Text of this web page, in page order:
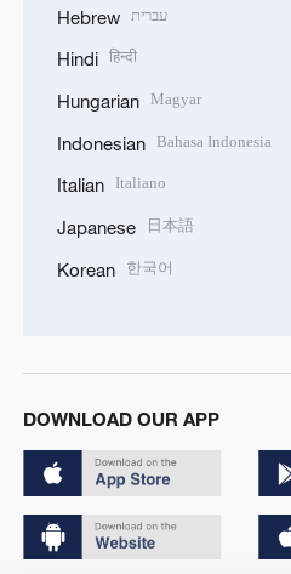
Hebrew עברית
Hindi हिन्दी
Hungarian Magyar
Indonesian Bahasa Indonesia
Italian Italiano
Japanese 日本語
Korean 한국어
DOWNLOAD OUR APP